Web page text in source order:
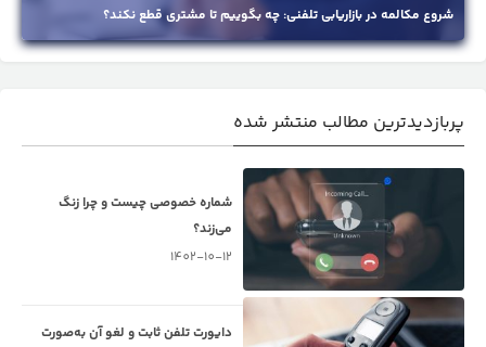
شروع مکالمه در بازاریابی تلفنی: چه بگوییم تا مشتری قطع نکند؟
پربازدیدترین مطالب منتشر شده
شماره خصوصی چیست و چرا زنگ
می‌زند؟
1402-10-12
دایورت تلفن ثابت و لغو آن به‌صورت